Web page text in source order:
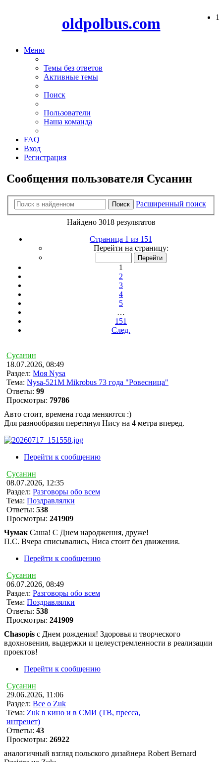
oldpolbus.com
Меню
Темы без ответов
Активные темы
Поиск
Пользователи
Наша команда
FAQ
Вход
Регистрация
Сообщения пользователя Сусанин
Поиск Расширенный поиск
Найдено 3018 результатов
Страница 1 из 151
Перейти на страницу:
1
2
3
4
5
…
151
След.
Сусанин
18.07.2026, 08:49
Раздел: Моя Nysa
Тема: Nysa-521M Mikrobus 73 года "Ровесница"
Ответы: 99
Просмотры: 79786
Авто стоит, времена года меняются :)
Для разнообразия перетянул Нису на 4 метра вперед.
Перейти к сообщению
Сусанин
08.07.2026, 12:35
Раздел: Разговоры обо всем
Тема: Поздравлялки
Ответы: 538
Просмотры: 241909
ЧумакСаша! С Днем народження, друже!
П.С. Вчера списывались, Ниса стоит без движения.
Перейти к сообщению
Сусанин
06.07.2026, 08:49
Раздел: Разговоры обо всем
Тема: Поздравлялки
Ответы: 538
Просмотры: 241909
Chasopis с Днем рождения! Здоровья и творческого
вдохновения, выдержки и целеустремленности в реализации
проектов!
Перейти к сообщению
Сусанин
29.06.2026, 11:06
Раздел: Все о Zuk
Тема: Zuk в кино и в СМИ (ТВ, пресса,
интренет)
Ответы: 43
Просмотры: 26922
аналогичный взгляд польского дизайнера Robert Bernard
1